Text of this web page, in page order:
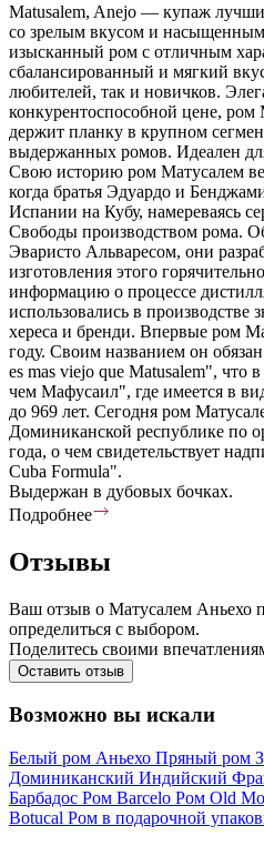
Matusalem, Anejo — купаж
со зрелым вкусом и
изысканный ром с отличным
сбалансированный и мягкий
любителей, так и новичков.
конкурентоспособной цене,
держит планку в крупном
выдержанных ромов. Идеален
Свою историю ром Матусалем
когда братья Эдуардо и
Испании на Кубу, намереваясь
Свободы производством рома.
Эваристо Альваресом, они
изготовления этого
информацию о процессе
использовались в
хереса и бренди. Впервые ром
году. Своим названием он
es mas viejo que Matusalem", что
чем Мафусаил", где имеется в
до 969 лет. Сегодня ром
Доминиканской республике по
года, о чем свидетельствует
Cuba Formula".
Выдержан в дубовых бочках.
Подробнее
Отзывы
Ваш отзыв о Матусалем Аньехо
определиться с выбором.
Поделитесь своими
Оставить отзыв
Возможно вы искали
Белый ром Аньехо Пряный ром
Доминиканский Индийский
Барбадос Ром Barcelo Ром Old
Botucal Ром в подарочной